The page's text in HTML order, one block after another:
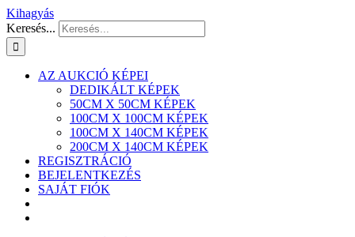
Kihagyás
Keresés...
AZ AUKCIÓ KÉPEI
DEDIKÁLT KÉPEK
50CM X 50CM KÉPEK
100CM X 100CM KÉPEK
100CM X 140CM KÉPEK
200CM X 140CM KÉPEK
REGISZTRÁCIÓ
BEJELENTKEZÉS
SAJÁT FIÓK